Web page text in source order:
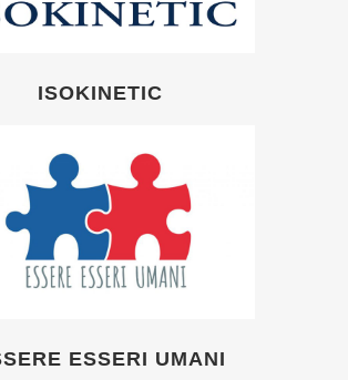
ISOKINETIC
ESSERI UMANI